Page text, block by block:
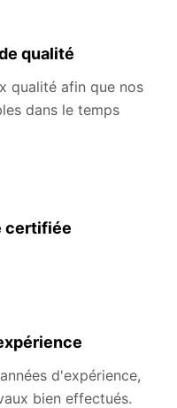
qualité
qualité afin que nos
dans le temps
certifiée
d'expérience,
bien effectués.